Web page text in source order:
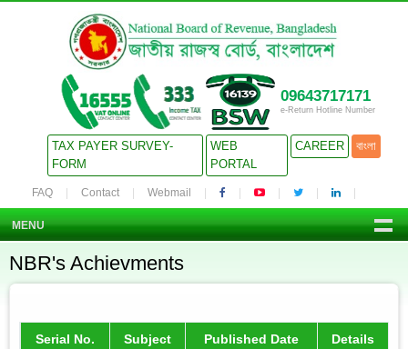
09643717171
e-Return Hotline Number
TAX PAYER SURVEY-
FORM
WEB
PORTAL
CAREER বাংলা
FAQ Contact Webmail
MENU
NBR's Achievments
Serial No. Subject Published Date Details